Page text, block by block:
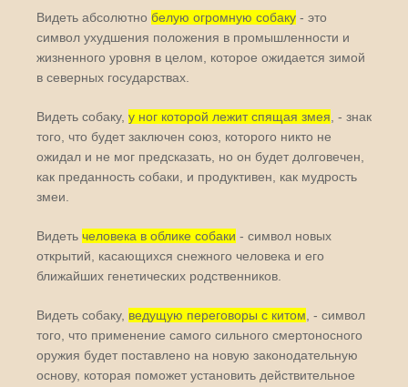
Видеть абсолютно белую огромную собаку - это
символ ухудшения положения в промышленности и
жизненного уровня в целом, которое ожидается зимой
в северных государствах.
Видеть собаку, у ног которой лежит спящая змея , - знак
того, что будет заключен союз, которого никто не
ожидал и не мог предсказать, но он будет долговечен,
как преданность собаки, и продуктивен, как мудрость
змеи.
Видеть человека в облике собаки - символ новых
открытий, касающихся снежного человека и его
ближайших генетических родственников.
Видеть собаку, ведущую переговоры с китом , - символ
того, что применение самого сильного смертоносного
оружия будет поставлено на новую законодательную
основу, которая поможет установить действительное